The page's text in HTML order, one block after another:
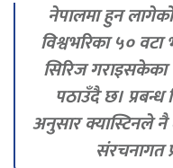
नेपालमा हुन
विश्वभरिका ५०
सिरिज गराइसकेका
पठाउँदै छ। प्रबन्ध
अनुसार क्यास्टिनले
संरचनागत